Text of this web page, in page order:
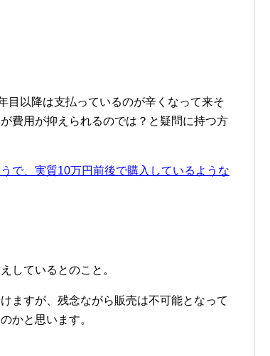
目以降は支払っているのが辛くなって来そ
費用が抑えられるのでは？と疑問に持つ方
で、実質10万円前後で購入しているような
しているとのこと。
ますが、残念ながら販売は不可能となって
かと思います。